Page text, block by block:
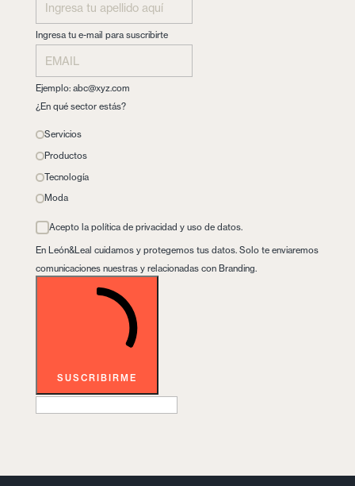
Ingresa tu e-mail para suscribirte
Ejemplo: abc@xyz.com
¿En qué sector estás?
Servicios
Productos
Tecnología
Moda
Acepto la política de privacidad y uso de datos.
En León&Leal cuidamos y protegemos tus datos. Solo te enviaremos
comunicaciones nuestras y relacionadas con Branding.
SUSCRIBIRME